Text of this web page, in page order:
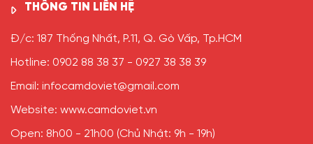
THÔNG TIN LIÊN HỆ
Đ/c: 187 Thống Nhất, P.11, Q. Gò Vấp, Tp.HCM
Hotline: 0902 88 38 37 - 0927 38 38 39
Email: infocamdoviet@gmail.com
Website: www.camdoviet.vn
Open: 8h00 - 21h00 (Chủ Nhật: 9h - 19h)